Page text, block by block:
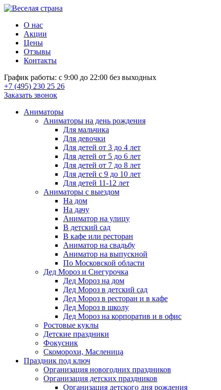
О нас
Акции
Цены
Отзывы
Контакты
График работы: с 9:00 до 22:00 без выходных
+7 (495) 230 25 26
Заказать звонок
Аниматоры
Аниматоры на день рождения
Для мальчика
Для девочки
Для детей от 3 до 4 лет
Для детей от 5 до 6 лет
Для детей от 7 до 8 лет
Для детей с 9 до 10 лет
Для детей 11-12 лет
Аниматоры с выездом
На дом
На дачу
Аниматор на улицу
В детский сад
В кафе или ресторан
Аниматор на свадьбу
Аниматор на выпускной
По Московской области
Дед Мороз и Снегурочка
Дед Мороз на дом
Дед Мороз в детский сад
Дед Мороз в ресторан и в кафе
Дед Мороз в школу
Дед Мороз на корпоратив и в офис
Ростовые куклы
Детские праздники
Фокусник
Скоморохи, Масленица
Праздник под ключ
Организация новогодних праздников
Организация детских праздников
Организация детского дня рождения